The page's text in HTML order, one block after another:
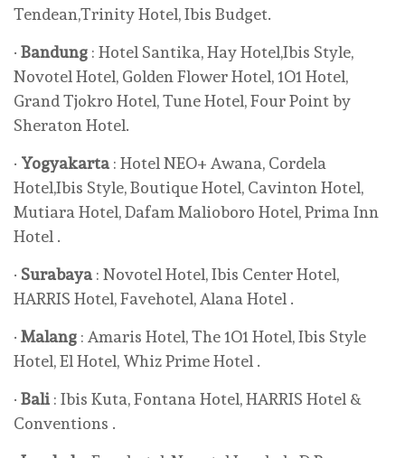
Tendean,Trinity Hotel, Ibis Budget.
· Bandung : Hotel Santika, Hay Hotel,Ibis Style,
Novotel Hotel, Golden Flower Hotel, 1O1 Hotel,
Grand Tjokro Hotel, Tune Hotel, Four Point by
Sheraton Hotel.
· Yogyakarta : Hotel NEO+ Awana, Cordela
Hotel,Ibis Style, Boutique Hotel, Cavinton Hotel,
Mutiara Hotel, Dafam Malioboro Hotel, Prima Inn
Hotel .
· Surabaya : Novotel Hotel, Ibis Center Hotel,
HARRIS Hotel, Favehotel, Alana Hotel .
· Malang : Amaris Hotel, The 1O1 Hotel, Ibis Style
Hotel, El Hotel, Whiz Prime Hotel .
· Bali : Ibis Kuta, Fontana Hotel, HARRIS Hotel &
Conventions .